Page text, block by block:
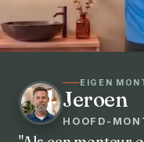
EIGEN
Jeroen
HOOFD-